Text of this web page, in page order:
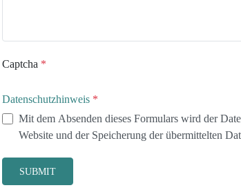
Captcha *
Datenschutzhinweis *
Mit dem Absenden dieses Formulars wird der
Website und der Speicherung der übermittelten
SUBMIT